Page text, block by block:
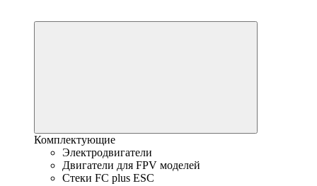
Комплектующие
Электродвигатели
Двигатели для FPV моделей
Стеки FC plus ESC